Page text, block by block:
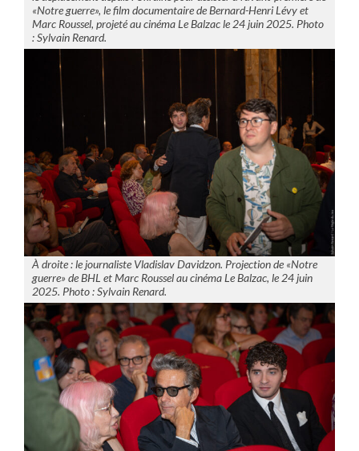
«Notre guerre», le film documentaire de Bernard-Henri Lévy et
Marc Roussel, projeté au cinéma Le Balzac le 24 juin 2025. Photo
: Sylvain Renard.
À droite : le journaliste Vladislav Davidzon. Projection de «Notre
guerre» de BHL et Marc Roussel au cinéma Le Balzac, le 24 juin
2025. Photo : Sylvain Renard.